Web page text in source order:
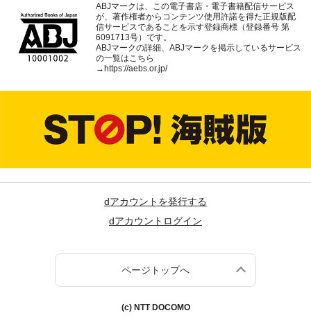
ABJマークは、この電子書店・電子書籍配信サービス
が、著作権者からコンテンツ使用許諾を得た正規版配
信サービスであることを示す登録商標（登録番号 第
6091713号）です。
ABJマークの詳細、ABJマークを掲示しているサービス
の一覧はこちら
→https://aebs.or.jp/
dアカウントを発行する
dアカウントログイン
ページトップへ
(c) NTT DOCOMO